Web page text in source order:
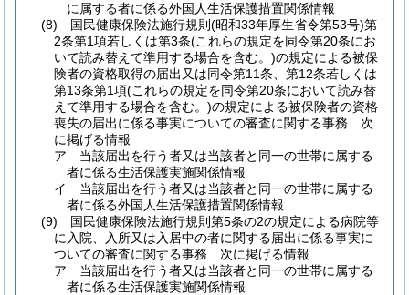
に属する者に係る外国人生活保護措置関係情報
(8)
国民健康保険法施行規則 (昭和33年厚生省令第53号)第
2条第1項若しくは第3条(これらの規定を同令第20条にお
いて読み替えて準用する場合を含む。)の規定による被保
険者の資格取得の届出又は同令第11条、第12条若しくは
第13条第1項(これらの規定を同令第20条において読み替
えて準用する場合を含む。)の規定による被保険者の資格
喪失の届出に係る事実についての審査に関する事務 次
に掲げる情報
ア
当該届出を行う者又は当該者と同一の世帯に属する
者に係る生活保護実施関係情報
イ
当該届出を行う者又は当該者と同一の世帯に属する
者に係る外国人生活保護措置関係情報
(9)
国民健康保険法施行規則第5条の2の規定による病院等
に入院、入所又は入居中の者に関する届出に係る事実に
ついての審査に関する事務 次に掲げる情報
ア
当該届出を行う者又は当該者と同一の世帯に属する
者に係る生活保護実施関係情報